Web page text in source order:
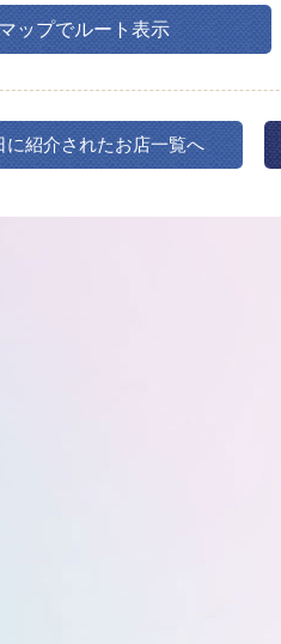
ップでルート表示
に紹介されたお店一覧へ